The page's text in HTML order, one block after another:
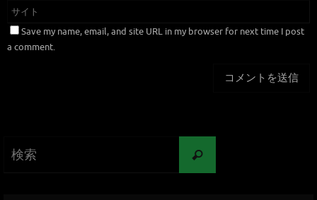
Save my name, email, and site URL in my browser for next time I post
a comment.